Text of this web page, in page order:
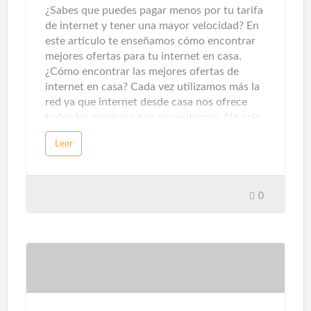
termostatos inteligentes y los se…
¿Sabes que puedes pagar menos por tu tarifa
de internet y tener una mayor velocidad? En
este artículo te enseñamos cómo encontrar
mejores ofertas para tu internet en casa.
¿Cómo encontrar las mejores ofertas de
internet en casa? Cada vez utilizamos más la
red ya que internet desde casa nos ofrece
todos los servicios que necesitamos. No solo
de entretenimiento, sino que también nos
ofrece servicios de información o formativos
profesional. Por ello es muy importante
contar con una buena conexión a internet, y
Leer
0